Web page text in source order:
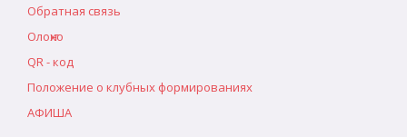
Обратная связь
Олоҥхо
QR - код
Положение о клубных формированиях
АФИША